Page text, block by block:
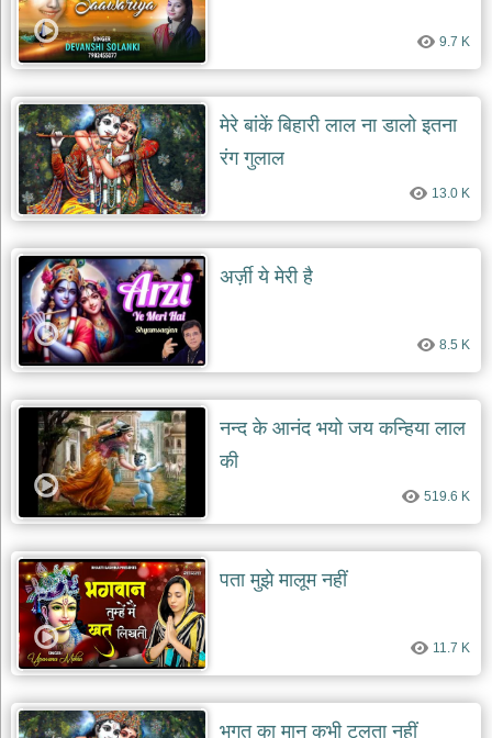
दयाल
भजन
bawa
lal
bhajans
शनि
देव
भजन
shani
dev
bhajans
आज
का
भजन
bhajan
of
the
day
भजन
जोड़ें
add
bhajans
9.7 K
मेरे बांकें बिहारी लाल ना डालो इतना
रंग गुलाल
13.0 K
अर्ज़ी ये मेरी है
8.5 K
नन्द के आनंद भयो जय कन्हिया लाल
की
519.6 K
पता मुझे मालूम नहीं
11.7 K
भगत का मान कभी टलता नहीं